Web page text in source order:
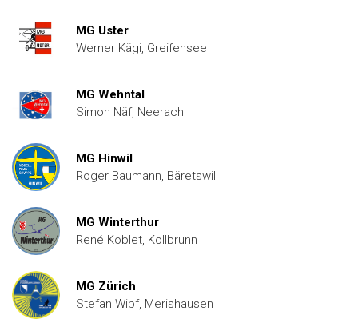
MG Uster
Werner Kägi, Greifensee
MG Wehntal
Simon Näf, Neerach
MG Hinwil
Roger Baumann, Bäretswil
MG Winterthur
René Koblet, Kollbrunn
MG Zürich
Stefan Wipf, Merishausen